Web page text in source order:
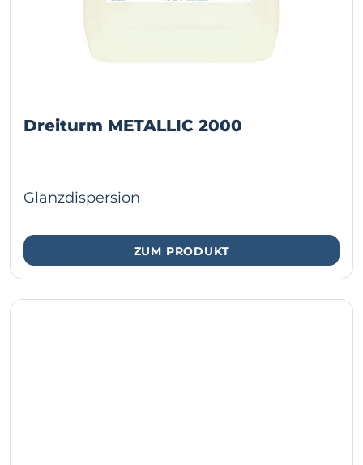
Dreiturm METALLIC 2000
Glanzdispersion
ZUM PRODUKT